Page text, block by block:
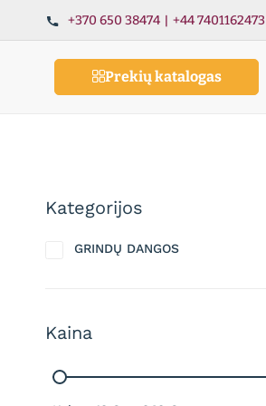
+370 650 38474 | +44 7401162473
Prekių katalogas
Kategorijos
GRINDŲ DANGOS
Kaina